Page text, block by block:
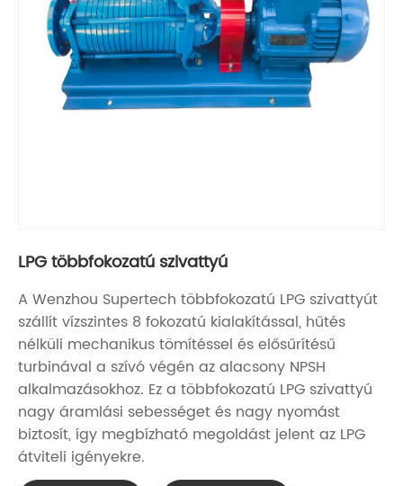
LPG többfokozatú szivattyú
A Wenzhou Supertech többfokozatú LPG szivattyút
szállít vízszintes 8 fokozatú kialakítással, hűtés
nélküli mechanikus tömítéssel és elősűrítésű
turbinával a szívó végén az alacsony NPSH
alkalmazásokhoz. Ez a többfokozatú LPG szivattyú
nagy áramlási sebességet és nagy nyomást
biztosít, így megbízható megoldást jelent az LPG
átviteli igényekre.